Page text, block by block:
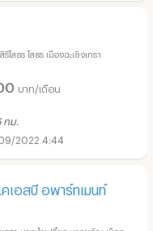
สธร โสธร เมืองฉะเชิงเทรา
บาท/เดือน
กม.
2022 4:44
เอสบี อพาร์ทเมนท์